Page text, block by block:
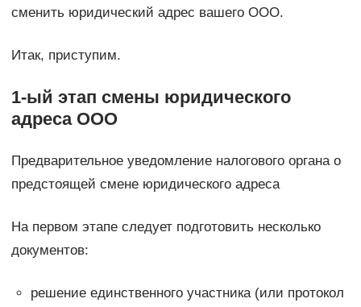
сменить юридический адрес вашего ООО.
Итак, приступим.
1-ый этап смены юридического
адреса ООО
Предварительное уведомление налогового органа о
предстоящей смене юридического адреса
На первом этапе следует подготовить несколько
документов:
решение единственного участника (или протокол